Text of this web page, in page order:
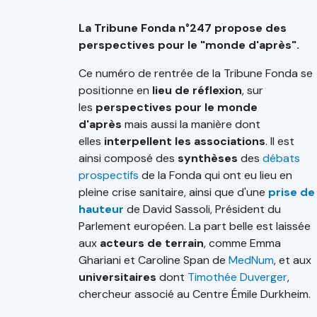
La Tribune Fonda n°247 propose des
perspectives pour le "monde d'après".
Ce numéro de rentrée de la Tribune Fonda se
positionne en lieu de réflexion, sur
les perspectives pour le monde
d'après mais aussi la manière dont
elles interpellent les associations. Il est
ainsi composé des synthèses des débats
prospectifs de la Fonda qui ont eu lieu en
pleine crise sanitaire, ainsi que d'une prise de
hauteur de David Sassoli, Président du
Parlement européen. La part belle est laissée
aux acteurs de terrain, comme Emma
Ghariani et Caroline Span de MedNum, et aux
universitaires dont Timothée Duverger,
chercheur associé au Centre Émile Durkheim.